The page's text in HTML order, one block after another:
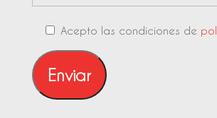
Acepto las condiciones de